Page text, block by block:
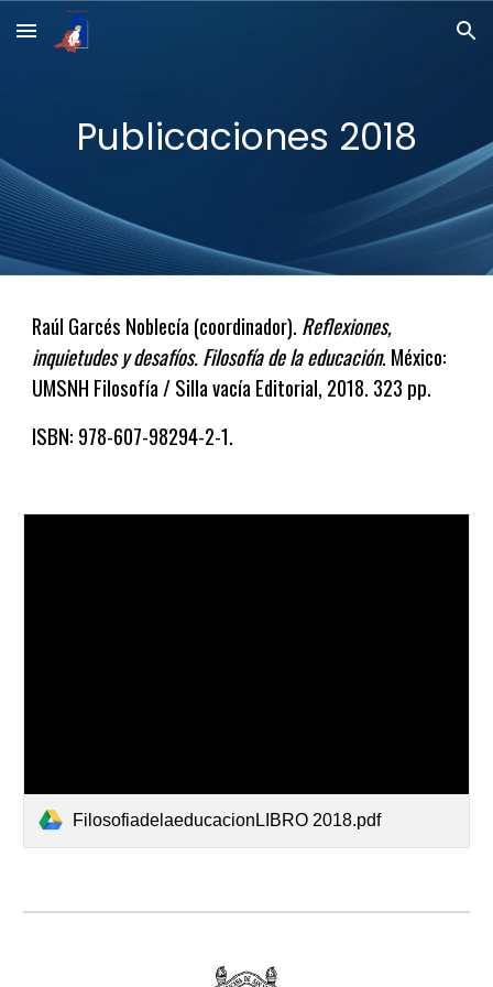
Skip to main content Skip to navigation
Publicaciones 2018
Raúl Garcés Noblecía (coordinador). Reflexiones,
inquietudes y desafíos. Filosofía de la educación. México:
UMSNH Filosofía / Silla vacía Editorial, 2018. 323 pp.
ISBN: 978-607-98294-2-1.
FilosofiadelaeducacionLIBRO 2018.pdf